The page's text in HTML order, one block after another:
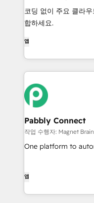
코딩 없이 주요 클라
합하세요.
앱
Pabbly Connect
작업 수행자: Magnet
One platform to
앱